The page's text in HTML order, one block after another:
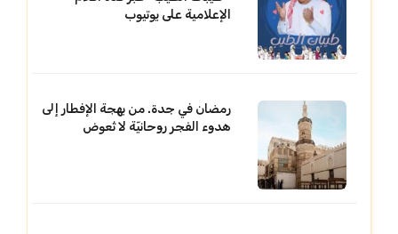
الإعلامية على يوتيوب
رمضان في جدة. من بهجة الإفطار إلى
هدوء الفجر روحانيّة لا تُعوض